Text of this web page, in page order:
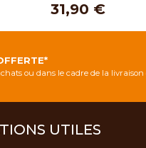
31,90 €
ou dans le cadre de la
UTILES